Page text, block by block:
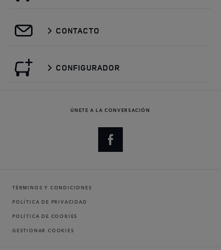
CONTACTO
CONFIGURADOR
ÚNETE A LA CONVERSACIÓN
TÉRMINOS Y CONDICIONES
POLÍTICA DE PRIVACIDAD
POLÍTICA DE COOKIES
GESTIONAR COOKIES